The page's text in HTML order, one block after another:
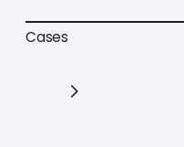
Trilhas de conteúdo
Cases